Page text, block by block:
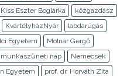
Kiss Eszter Boglárka
közgazdász
KvártélyházNyár
labdarúgás
Egyetem
Molnár Gergő
munkaszüneti nap
Nemecsek
Egyetem
prof. dr. Horváth Zita